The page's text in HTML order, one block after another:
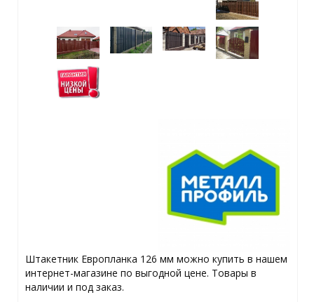
Штакетник Европланка 126 мм можно купить в нашем
интернет-магазине по выгодной цене. Товары в
наличии и под заказ.